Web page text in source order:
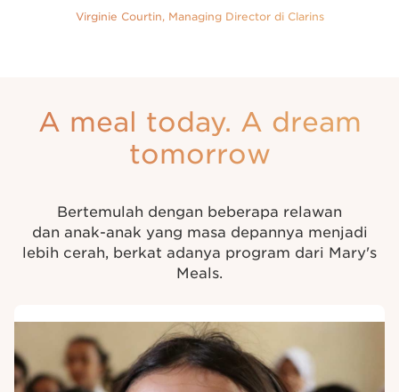
Virginie Courtin, Managing Director di Clarins
A meal today. A dream
tomorrow
Bertemulah dengan beberapa relawan
dan anak-⁠anak yang masa depannya menjadi
lebih cerah, berkat adanya program dari Mary's
Meals.